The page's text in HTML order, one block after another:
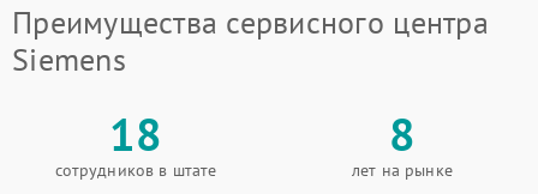
Преимущества сервисного центра
Siemens
18
сотрудников в штате
8
лет на рынке